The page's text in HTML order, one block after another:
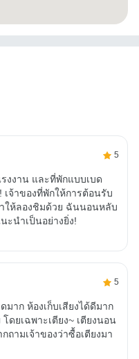
5
งงาน และที่พักแบบเบด
จ้าของที่พักให้การต้อนรับ
ให้ลองชิมด้วย ฉันนอนหลับ
ะนำเป็นอย่างยิ่ง!
5
มาก ห้องเก็บเสียงได้ดีมาก
ดยเฉพาะเตียง~ เตียงนอน
ามเจ้าของว่าซื้อเตียงมา